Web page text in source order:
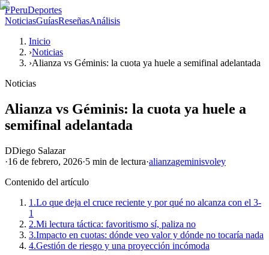
PPeruDeportes
NoticiasGuíasReseñasAnálisis
Inicio
›Noticias
›Alianza vs Géminis: la cuota ya huele a semifinal adelantada
Noticias
Alianza vs Géminis: la cuota ya huele a
semifinal adelantada
DDiego Salazar
·16 de febrero, 2026·5 min de lectura·alianzageminisvoley
Contenido del artículo
1.Lo que deja el cruce reciente y por qué no alcanza con el 3-
1
2.Mi lectura táctica: favoritismo sí, paliza no
3.Impacto en cuotas: dónde veo valor y dónde no tocaría nada
4.Gestión de riesgo y una proyección incómoda